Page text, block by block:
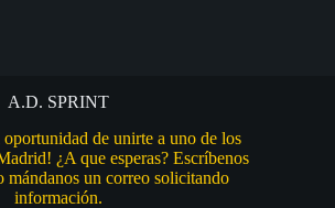
A.D. SPRINT
oportunidad de unirte a uno de los
¿A que esperas? Escríbenos
mándanos un correo solicitando
información.